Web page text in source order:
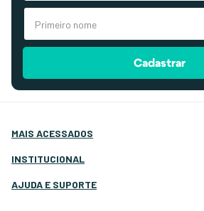
Cadastrar
MAIS ACESSADOS
Atração e Ancoragem
Eletrônicos e Navegação
INSTITUCIONAL
Quem Somos
AJUDA E SUPORTE